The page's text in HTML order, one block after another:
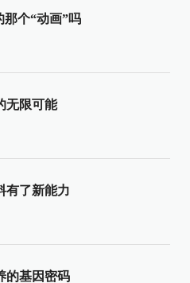
个“动画”吗
无限可能
有了新能力
的基因密码